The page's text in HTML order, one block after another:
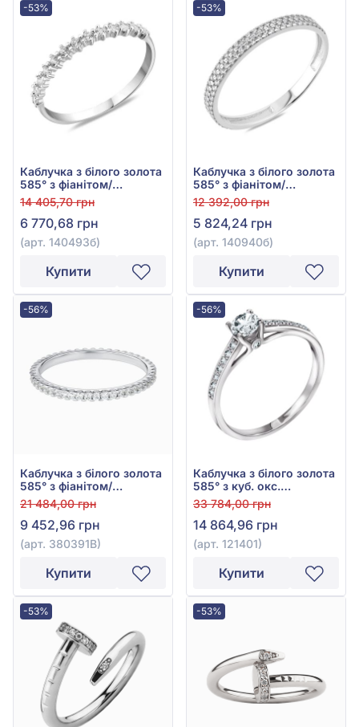
-53%
Каблучка з білого золота
585° з фіанітом/
куб.цирконієм, арт.
140493б
14 405,70 грн
6 770,68 грн
(арт. 140493б)
Купити
-53%
Каблучка з білого золота
585° з фіанітом/
куб.цирконієм, арт.
140940б
12 392,00 грн
5 824,24 грн
(арт. 140940б)
Купити
-56%
Каблучка з білого золота
585° з фіанітом/
куб.цирконієм, арт.
380391В
21 484,00 грн
9 452,96 грн
(арт. 380391В)
Купити
-56%
Каблучка з білого золота
585° з куб. окс.
цирконію, арт. 121401
33 784,00 грн
14 864,96 грн
(арт. 121401)
Купити
-53% -53%